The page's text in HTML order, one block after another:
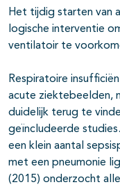
Het tijdig starten van
logische interventie
ventilatoir te
Respiratoire
acute ziektebeelden,
duidelijk terug te
geïncludeerde
een klein aantal
met een pneumonie
(2015) onderzocht